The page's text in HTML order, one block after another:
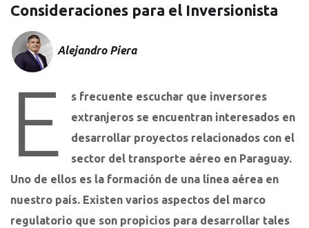
Consideraciones para el Inversionista
Alejandro Piera
E
s frecuente escuchar que inversores
extranjeros se encuentran interesados en
desarrollar proyectos relacionados con el
sector del transporte aéreo en Paraguay.
Uno de ellos es la formación de una línea aérea en
nuestro país. Existen varios aspectos del marco
regulatorio que son propicios para desarrollar tales